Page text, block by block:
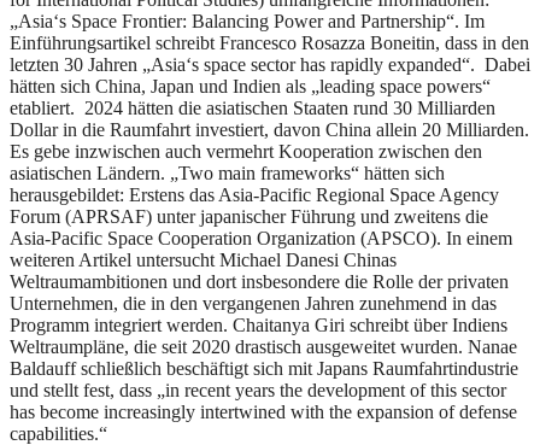
„Asia‘s Space Frontier: Balancing Power and Partnership“. Im
Einführungsartikel schreibt Francesco Rosazza Boneitin, dass in den
letzten 30 Jahren „Asia‘s space sector has rapidly expanded“. Dabei
hätten sich China, Japan und Indien als „leading space powers“
etabliert. 2024 hätten die asiatischen Staaten rund 30 Milliarden
Dollar in die Raumfahrt investiert, davon China allein 20 Milliarden.
Es gebe inzwischen auch vermehrt Kooperation zwischen den
asiatischen Ländern. „Two main frameworks“ hätten sich
herausgebildet: Erstens das Asia-Pacific Regional Space Agency
Forum (APRSAF) unter japanischer Führung und zweitens die
Asia-Pacific Space Cooperation Organization (APSCO). In einem
weiteren Artikel untersucht Michael Danesi Chinas
Weltraumambitionen und dort insbesondere die Rolle der privaten
Unternehmen, die in den vergangenen Jahren zunehmend in das
Programm integriert werden. Chaitanya Giri schreibt über Indiens
Weltraumpläne, die seit 2020 drastisch ausgeweitet wurden. Nanae
Baldauff schließlich beschäftigt sich mit Japans Raumfahrtindustrie
und stellt fest, dass „in recent years the development of this sector
has become increasingly intertwined with the expansion of defense
capabilities.“